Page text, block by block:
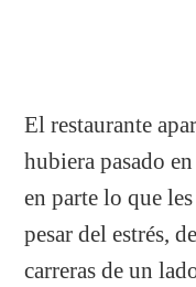
El restaurante
hubiera pasado
en parte lo que
pesar del estrés,
carreras de un